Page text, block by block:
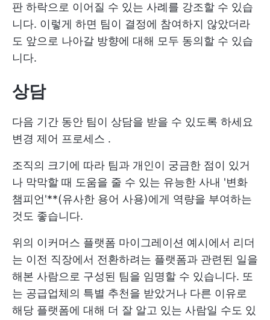
판 하락으로 이어질 수 있는 사례를 강조할 수 있습
니다. 이렇게 하면 팀이 결정에 참여하지 않았더라
도 앞으로 나아갈 방향에 대해 모두 동의할 수 있습
니다.
상담
다음 기간 동안 팀이 상담을 받을 수 있도록 하세요
변경 제어 프로세스 .
조직의 크기에 따라 팀과 개인이 궁금한 점이 있거
나 막막할 때 도움을 줄 수 있는 유능한 사내 '변화
챔피언'**(유사한 용어 사용)에게 역량을 부여하는
것도 좋습니다.
위의 이커머스 플랫폼 마이그레이션 예시에서 리더
는 이전 직장에서 전환하려는 플랫폼과 관련된 일을
해본 사람으로 구성된 팀을 임명할 수 있습니다. 또
는 공급업체의 특별 추천을 받았거나 다른 이유로
해당 플랫폼에 대해 더 잘 알고 있는 사람일 수도 있